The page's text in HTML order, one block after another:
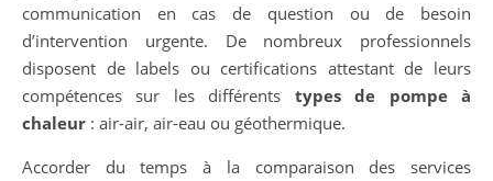
communication en cas de question ou de besoin
d’intervention urgente. De nombreux professionnels
disposent de labels ou certifications attestant de leurs
compétences sur les différents types de pompe à
chaleur : air-air, air-eau ou géothermique.
Accorder du temps à la comparaison des services